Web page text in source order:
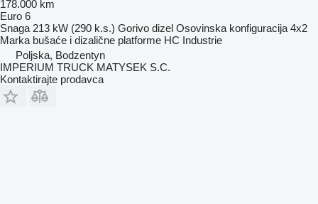
178.000 km
Euro 6
Snaga 213 kW (290 k.s.) Gorivo dizel Osovinska konfiguracija 4x2
Marka bušaće i dizalične platforme HC Industrie
Poljska, Bodzentyn
IMPERIUM TRUCK MATYSEK S.C.
Kontaktirajte prodavca